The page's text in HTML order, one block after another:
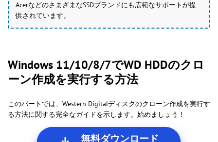
AcerなどのさまざまなSSDブランドにも広範なサポートが提
供されています。
Windows 11/10/8/7でWD HDDのクロ
ーン作成を実行する方法
このパートでは、Western Digitalディスクのクローン作成を実行す
る方法に関する完全なガイドを示します。始めましょう！
無料ダウンロード